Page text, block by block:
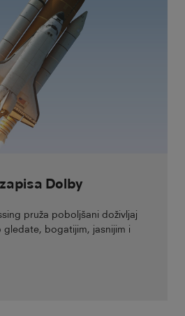
Dolby
pruža poboljšani doživljaj
gledate, bogatijim, jasnijim i